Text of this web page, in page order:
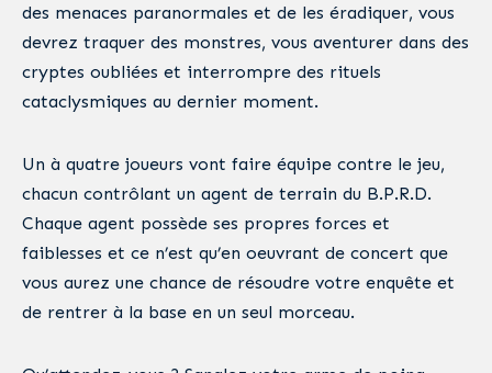
des menaces paranormales et de les éradiquer, vous
devrez traquer des monstres, vous aventurer dans des
cryptes oubliées et interrompre des rituels
cataclysmiques au dernier moment.
Un à quatre joueurs vont faire équipe contre le jeu,
chacun contrôlant un agent de terrain du B.P.R.D.
Chaque agent possède ses propres forces et
faiblesses et ce n’est qu’en oeuvrant de concert que
vous aurez une chance de résoudre votre enquête et
de rentrer à la base en un seul morceau.